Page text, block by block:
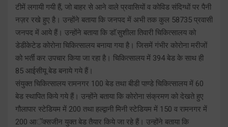
टीमें लगायी गयी हैं, जो बाहर से आने वाले प्रवासियों व कोविड संदिग्धों पर पैनी
नज़र रखे हुए है। उन्होंने बताया कि जनपद में अभी तक कुल 58735 प्रवासी
जनपद में आये हैं। उन्होंने बताया कि डाॅ.सुशीला तिवारी चिकित्सालय को
डेडीकेटेड कोरोना चिकित्सालय बनाया गया है। जिसमें गंभीर कोरोना मरीजों
को भर्ती कर उपचार किया जा रहा है। चिकित्सालय में 394 बेड के साथ ही
85 आईसीयू बेड बनाये गये हैं।
संयुक्त चिकित्सालय रामनगर 100 बेड तथा बीडी पाण्डे चिकित्सालय में 60
बेड स्थापित किये गये हैं। उन्होंने बताया कि कोरोना संक्रमण को देखते हुए
गौलापार स्टेडियम में 200 तथा हल्द्वानी मिनी स्टेडियम में 150 व रामनगर में
200 आॅक्सजीन युक्त बेड तैयार किये जा रहे हैं। उन्होंने बताया कि